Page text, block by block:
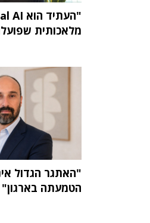
מלאכותית
הטמעתה בארגון"